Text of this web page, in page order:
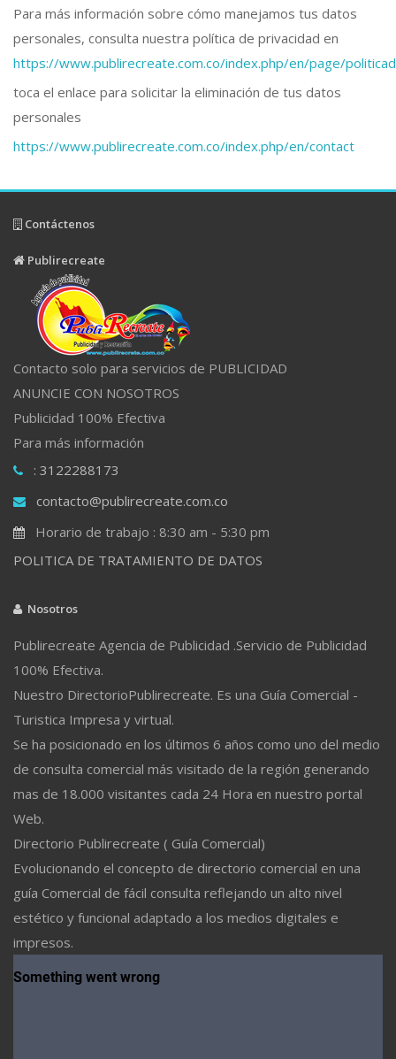
Para más información sobre cómo manejamos tus datos
personales, consulta nuestra política de privacidad en
https://www.publirecreate.com.co/index.php/en/page/
toca el enlace para solicitar la eliminación de tus datos
personales
https://www.publirecreate.com.co/index.php/en/contact
Contáctenos
Publirecreate
Contacto solo para servicios de PUBLICIDAD
ANUNCIE CON NOSOTROS
Publicidad 100% Efectiva
Para más información
: 3122288173
contacto@publirecreate.com.co
Horario de trabajo : 8:30 am - 5:30 pm
POLITICA DE TRATAMIENTO DE DATOS
Nosotros
Publirecreate Agencia de Publicidad .Servicio de Publicidad
100% Efectiva.
Nuestro DirectorioPublirecreate. Es una Guía Comercial -
Turistica Impresa y virtual.
Se ha posicionado en los últimos 6 años como uno del medio
de consulta comercial más visitado de la región generando
mas de 18.000 visitantes cada 24 Hora en nuestro portal
Web.
Directorio Publirecreate ( Guía Comercial)
Evolucionando el concepto de directorio comercial en una
guía Comercial de fácil consulta reflejando un alto nivel
estético y funcional adaptado a los medios digitales e
impresos.